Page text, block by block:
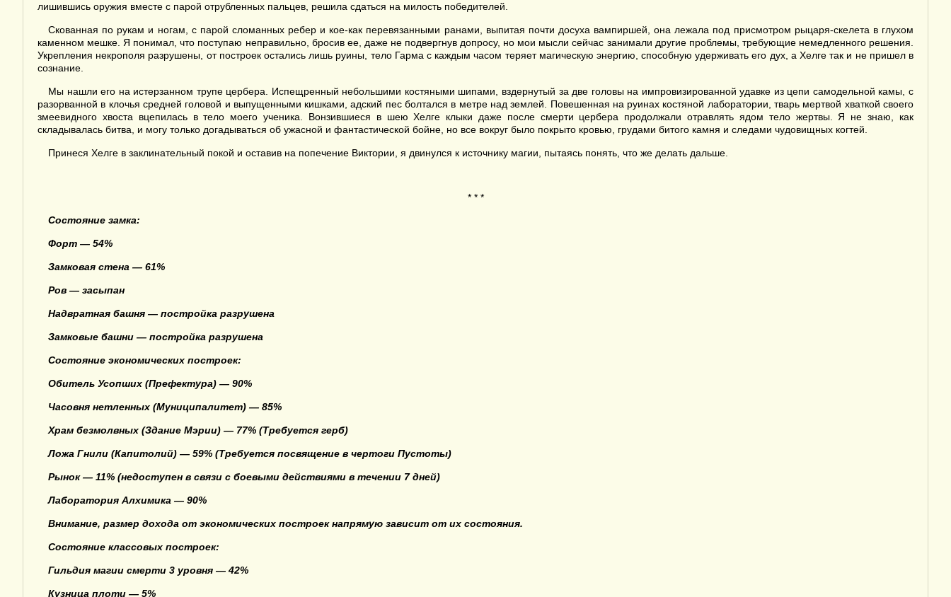
лишившись оружия вместе с парой отрубленных пальцев, решила сдаться на милость победителей.
Скованная по рукам и ногам, с парой сломанных ребер и кое-как перевязанными ранами, выпитая почти досуха вампиршей, она лежала под присмотром рыцаря-скелета в глухом
каменном мешке. Я понимал, что поступаю неправильно, бросив ее, даже не подвергнув допросу, но мои мысли сейчас занимали другие проблемы, требующие немедленного решения.
Укрепления некрополя разрушены, от построек остались лишь руины, тело Гарма с каждым часом теряет магическую энергию, способную удерживать его дух, а Хелге так и не пришел в
сознание.
Мы нашли его на истерзанном трупе цербера. Испещренный небольшими костяными шипами, вздернутый за две головы на импровизированной удавке из цепи самодельной камы, с
разорванной в клочья средней головой и выпущенными кишками, адский пес болтался в метре над землей. Повешенная на руинах костяной лаборатории, тварь мертвой хваткой своего
змеевидного хвоста вцепилась в тело моего ученика. Вонзившиеся в шею Хелге клыки даже после смерти цербера продолжали отравлять ядом тело жертвы. Я не знаю, как
складывалась битва, и могу только догадываться об ужасной и фантастической бойне, но все вокруг было покрыто кровью, грудами битого камня и следами чудовищных когтей.
Принеся Хелге в заклинательный покой и оставив на попечение Виктории, я двинулся к источнику магии, пытаясь понять, что же делать дальше.
* * *
Состояние замка:
Форт — 54%
Замковая стена — 61%
Ров — засыпан
Надвратная башня — постройка разрушена
Замковые башни — постройка разрушена
Состояние экономических построек:
Обитель Усопших (Префектура) — 90%
Часовня нетленных (Муниципалитет) — 85%
Храм безмолвных (Здание Мэрии) — 77% (Требуется герб)
Ложа Гнили (Капитолий) — 59% (Требуется посвящение в чертоги Пустоты)
Рынок — 11% (недоступен в связи с боевыми действиями в течении 7 дней)
Лаборатория Алхимика — 90%
Внимание, размер дохода от экономических построек напрямую зависит от их состояния.
Состояние классовых построек:
Гильдия магии смерти 3 уровня — 42%
Кузница плоти — 5%